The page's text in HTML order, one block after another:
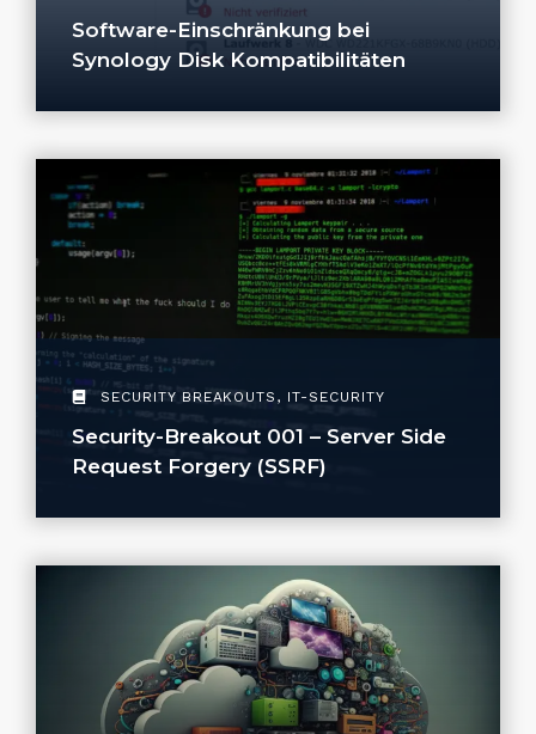
Software-Einschränkung bei
Synology Disk Kompatibilitäten
SECURITY BREAKOUTS , IT-SECURITY
Security-Breakout 001 – Server Side
Request Forgery (SSRF)